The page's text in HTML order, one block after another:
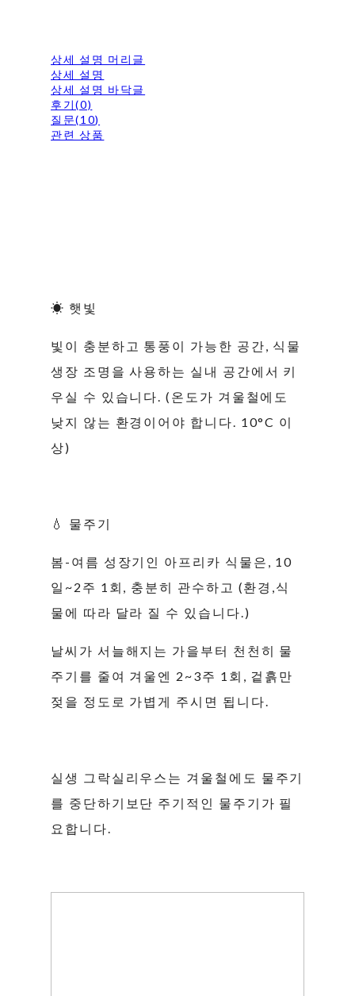
상세 설명 머리글
상세 설명
상세 설명 바닥글
후기(0)
질문(10)
관련 상품
☀ 햇빛
빛이 충분하고 통풍이 가능한 공간, 식물
생장 조명을 사용하는 실내 공간에서 키
우실 수 있습니다. (온도가 겨울철에도
낮지 않는 환경이어야 합니다. 10°C 이
상)
💧 물주기
봄-여름 성장기인 아프리카 식물은, 10
일~2주 1회, 충분히 관수하고 (환경,식
물에 따라 달라 질 수 있습니다.)
날씨가 서늘해지는 가을부터 천천히 물
주기를 줄여 겨울엔 2~3주 1회, 겉흙만
젖을 정도로 가볍게 주시면 됩니다.
실생 그락실리우스는 겨울철에도 물주기
를 중단하기보단 주기적인 물주기가 필
요합니다.